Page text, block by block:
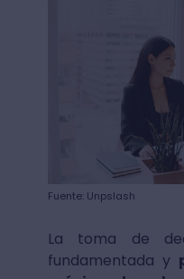
Fuente: Unpslash
La toma de
fundamentada y